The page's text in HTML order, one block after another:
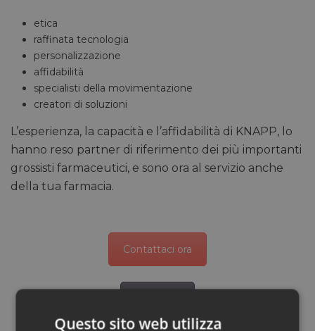
etica
raffinata tecnologia
personalizzazione
affidabilità
specialisti della movimentazione
creatori di soluzioni
L’esperienza, la capacità e l’affidabilità di KNAPP, lo
hanno reso partner di riferimento dei più importanti
grossisti farmaceutici, e sono ora al servizio anche
della tua farmacia.
Contattaci ora
Questo sito web utilizza